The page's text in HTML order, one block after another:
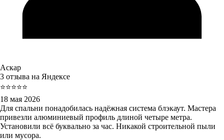
Аскар
3 отзыва на Яндексе
⭐⭐⭐⭐⭐
18 мая 2026
Для спальни понадобилась надёжная система блэкаут. Мастера
привезли алюминиевый профиль длиной четыре метра.
Установили всё буквально за час. Никакой строительной пыли
или мусора.